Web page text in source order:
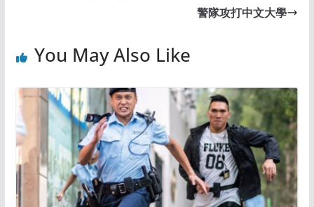
警隊攻打中文大學
You May Also Like